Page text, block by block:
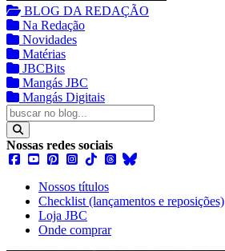
BLOG DA REDAÇÃO
Na Redação
Novidades
Matérias
JBCBits
Mangás JBC
Mangás Digitais
Nossas redes sociais
Nossos títulos
Checklist (lançamentos e reposições)
Loja JBC
Onde comprar